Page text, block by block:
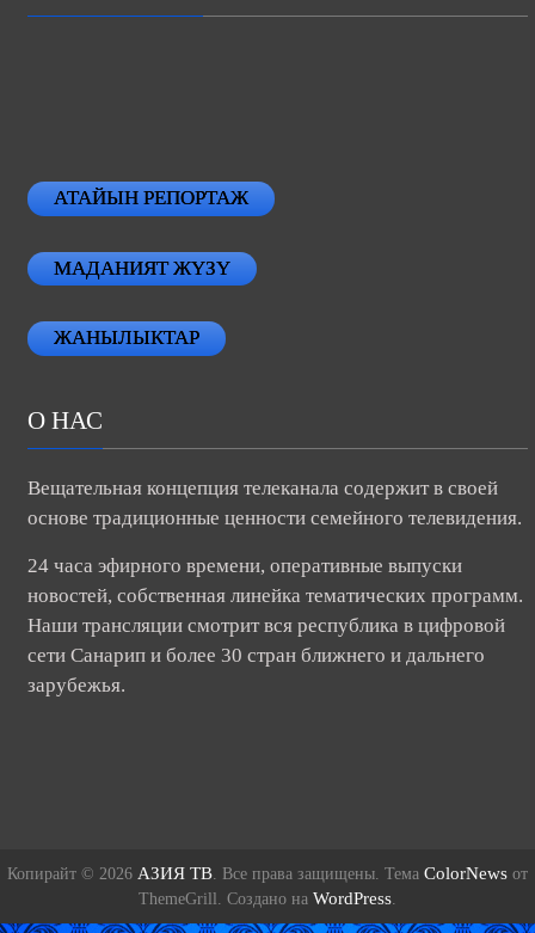
АТАЙЫН РЕПОРТАЖ
МАДАНИЯТ ЖҮЗҮ
ЖАНЫЛЫКТАР
О НАС
Вещательная концепция телеканала содержит в своей
основе традиционные ценности семейного телевидения.
24 часа эфирного времени, оперативные выпуски
новостей, собственная линейка тематических программ.
Наши трансляции смотрит вся республика в цифровой
сети Санарип и более 30 стран ближнего и дальнего
зарубежья.
Копирайт © 2026 АЗИЯ ТВ . Все права защищены. Тема ColorNews от
ThemeGrill. Создано на WordPress